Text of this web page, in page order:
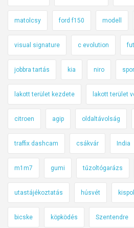
matolcsy ford f150 modell
visual signature c evolution
jobbra tartás kia niro
lakott terület kezdete lakott terület
citroen agip oldaltávolság
traffix dashcam csákvár India
m1m7 gumi tűzoltógarázs
utastájékoztatás húsvét
bicske köpködés Szentendre